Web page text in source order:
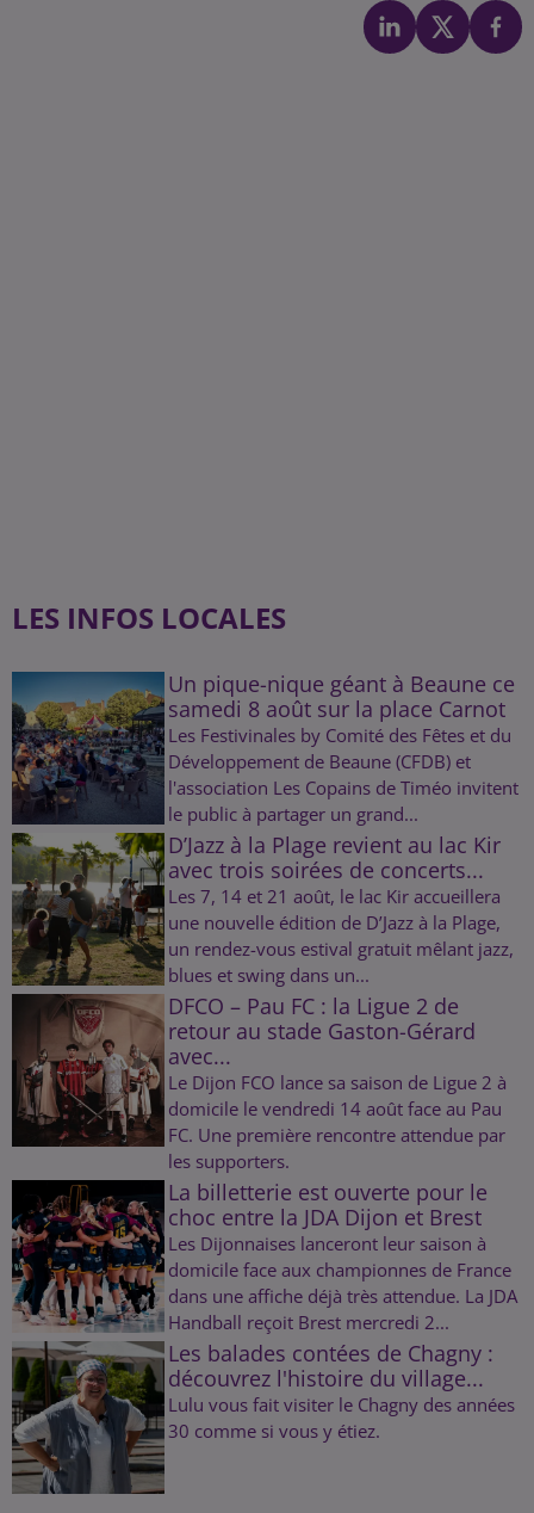
LES INFOS LOCALES
Un pique-nique géant à Beaune ce
samedi 8 août sur la place Carnot
Les Festivinales by Comité des Fêtes et du
Développement de Beaune (CFDB) et
l'association Les Copains de Timéo invitent
le public à partager un grand...
D’Jazz à la Plage revient au lac Kir
avec trois soirées de concerts...
Les 7, 14 et 21 août, le lac Kir accueillera
une nouvelle édition de D’Jazz à la Plage,
un rendez-vous estival gratuit mêlant jazz,
blues et swing dans un...
DFCO – Pau FC : la Ligue 2 de
retour au stade Gaston-Gérard
avec...
Le Dijon FCO lance sa saison de Ligue 2 à
domicile le vendredi 14 août face au Pau
FC. Une première rencontre attendue par
les supporters.
La billetterie est ouverte pour le
choc entre la JDA Dijon et Brest
Les Dijonnaises lanceront leur saison à
domicile face aux championnes de France
dans une affiche déjà très attendue. La JDA
Handball reçoit Brest mercredi 2...
Les balades contées de Chagny :
découvrez l'histoire du village...
Lulu vous fait visiter le Chagny des années
30 comme si vous y étiez.